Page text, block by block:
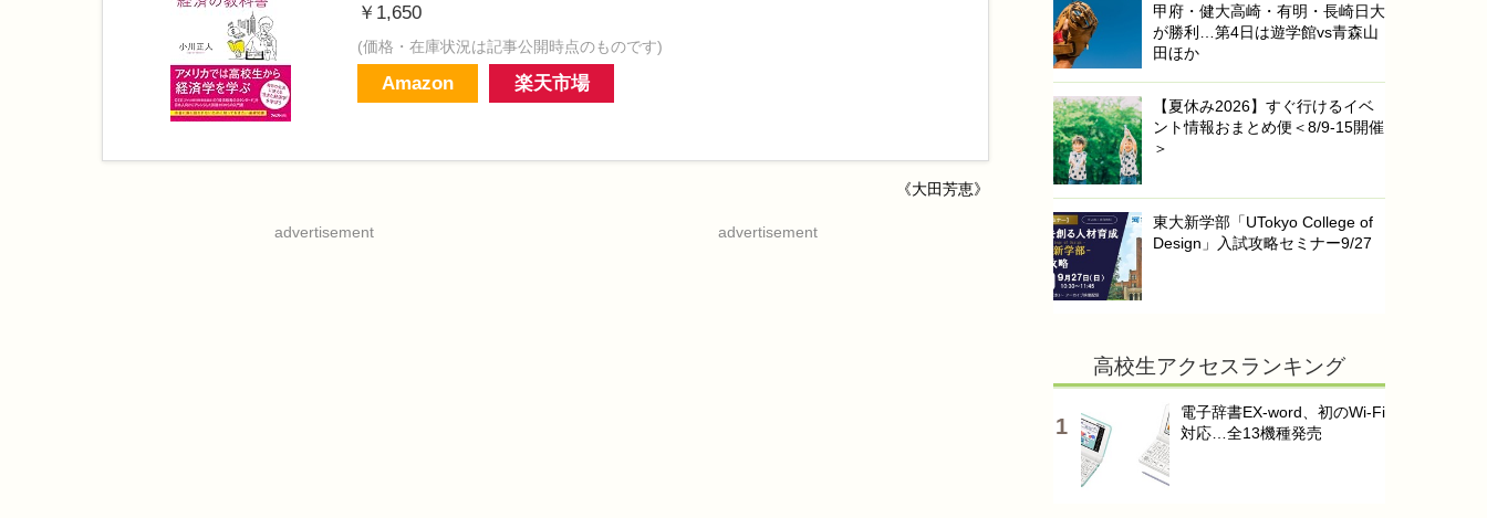
￥1,650
(価格・在庫状況は記事公開時点のものです)
Amazon 楽天市場
《大田芳恵》
advertisement advertisement
甲府・健大高崎・有明・長崎日大
が勝利…第4日は遊学館vs青森山
田ほか
【夏休み2026】すぐ行けるイベ
ント情報おまとめ便＜8/9-15開催
＞
東大新学部「UTokyo College of
Design」入試攻略セミナー9/27
高校生アクセスランキング
電子辞書EX-word、初のWi-Fi
対応…全13機種発売